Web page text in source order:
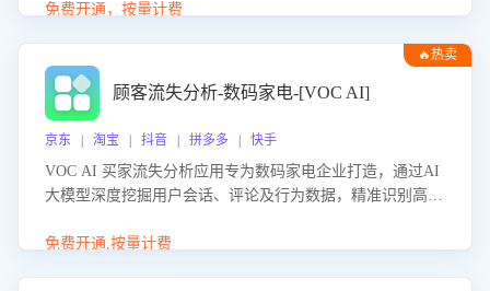
商品信息，进行多维度交叉对比，并分析消费者的比价行
企业优化营销话术、突出产品与服务优势，有效提升咨询转
化率，避免陷入单纯价格竞争，实现精准扬长避短。
免费开通，按量计费
🔥热卖
顾客流失分析-数码家电-[VOC AI]
京东 | 淘宝 | 抖音 | 拼多多 | 快手
VOC AI 买家流失分析应用专为数码家电企业打造，通过AI
大模型深度挖掘用户会话、评论及行为数据，精准识别高流
应延迟、竞品价格冲击等。系统自动输出可落地的挽回策
免费开通,按量计费